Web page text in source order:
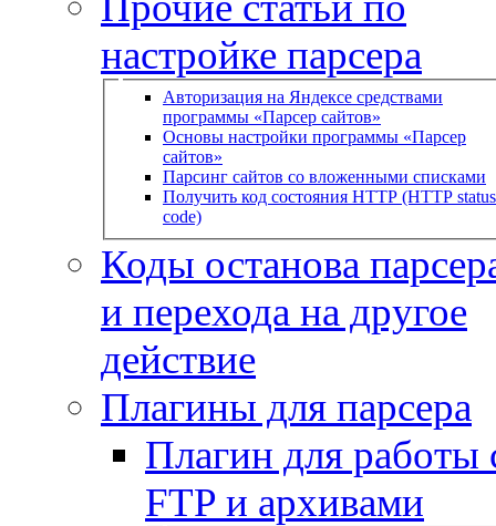
настройке парсера
Авторизация на Яндексе средствами
программы «Парсер сайтов»
Основы настройки программы «Парсер
сайтов»
Парсинг сайтов со вложенными списками
Получить код состояния HTTP (HTTP status
code)
Коды останова
и перехода на другое
действие
Плагины для парсера
Плагин для работы
FTP и архивами